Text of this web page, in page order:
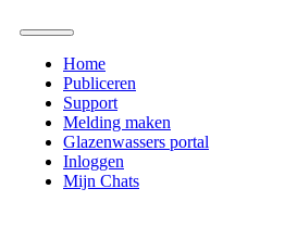
Home
Publiceren
Support
Melding maken
Glazenwassers portal
Inloggen
Mijn Chats